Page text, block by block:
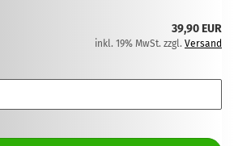
39,90 EUR
inkl. 19% MwSt. zzgl. Versand